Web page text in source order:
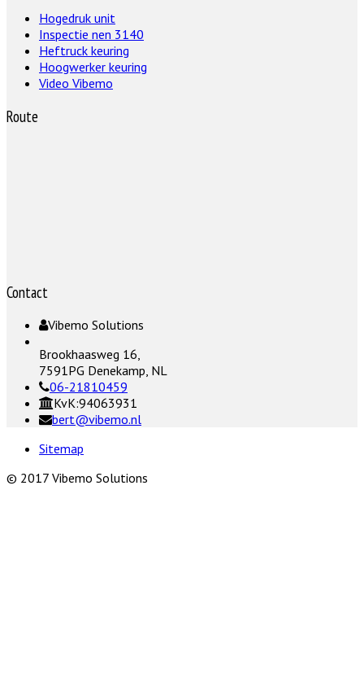
Hogedruk unit
Inspectie nen 3140
Heftruck keuring
Hoogwerker keuring
Video Vibemo
Route
Contact
Vibemo Solutions
Brookhaasweg 16,
7591PG Denekamp, NL
06-21810459
KvK:94063931
bert@vibemo.nl
Sitemap
© 2017 Vibemo Solutions